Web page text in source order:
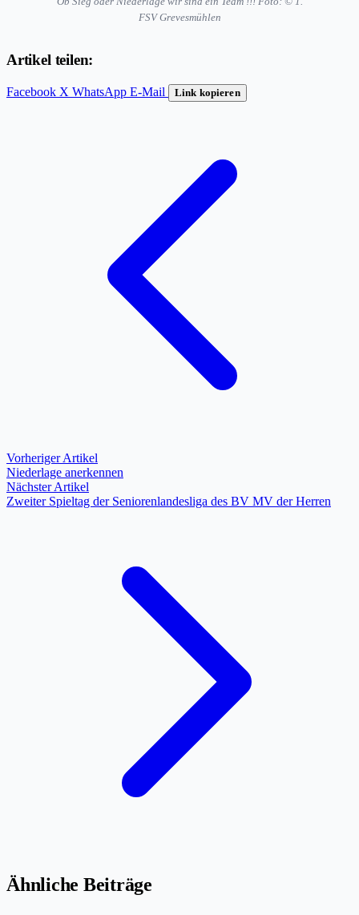
FSV Grevesmühlen
Artikel teilen:
Facebook X WhatsApp E-Mail Link kopieren
Vorheriger Artikel
Niederlage anerkennen
Nächster Artikel
Zweiter Spieltag der Seniorenlandesliga des BV MV der Herren
Ähnliche Beiträge